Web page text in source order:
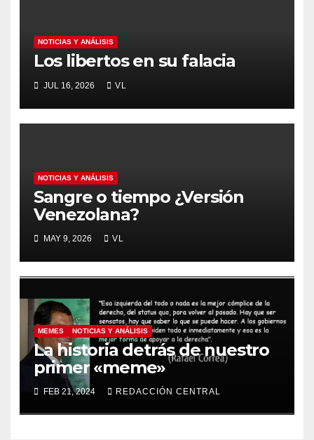
NOTICIAS Y ANÁLISIS
Los libertos en su falacia
JUL 16, 2026 VL
NOTICIAS Y ANÁLISIS
Sangre o tiempo ¿Versión
Venezolana?
MAY 9, 2026 VL
MEMES NOTICIAS Y ANÁLISIS
La historia detrás de nuestro
primer «meme»
FEB 21, 2024 REDACCIÓN CENTRAL